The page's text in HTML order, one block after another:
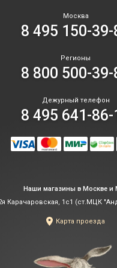
Москва
8 495 150-39-
Регионы
8 800 500-39-
Дежурный телефон
8 495 641-86-
Наши магазины в Москве и
Карачаровская, 1с1 (ст.МЦК
Карта проезда